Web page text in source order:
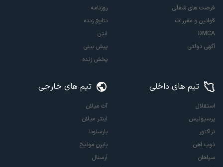
فرصت های شغلی
قوانین و مقررات
DMCA
آگهی دولتی
روزنامه
نتایج زنده
آنتن
پیش بینی
پخش زنده
تیم های داخلی
استقلال
پرسپولیس
تراکتور
ذوب آهن
سپاهان
تیم های خارجی
آث میلان
اینتر میلان
بارسلونا
بایرن مونیخ
آرسنال